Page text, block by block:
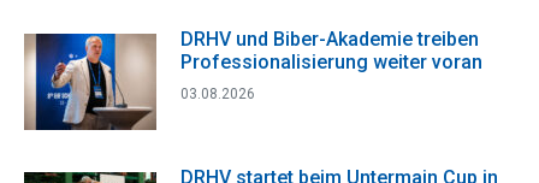
DRHV und Biber-Akademie treiben
Professionalisierung weiter voran
03.08.2026
DRHV startet beim Untermain Cup in